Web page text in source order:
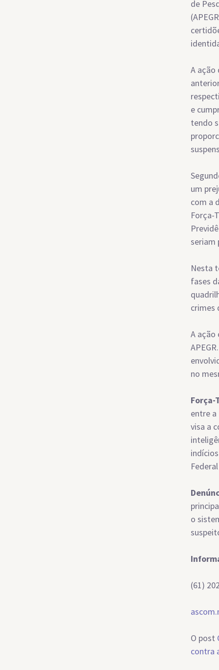
de
A ação
e
tendo
um
com a
Força-
seriam
Nesta
fases
crimes
A ação
no
Força-
entre a
visa a
o
(61)
O post
contra